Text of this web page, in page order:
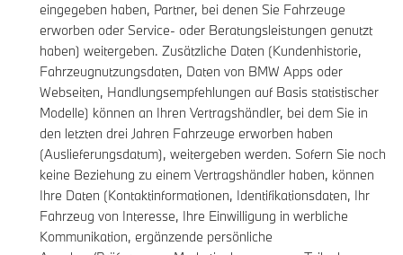
eingegeben haben, Partner, bei denen Sie Fahrzeuge
erworben oder Service- oder Beratungsleistungen genutzt
haben) weitergeben. Zusätzliche Daten (Kundenhistorie,
Fahrzeugnutzungsdaten, Daten von BMW Apps oder
Webseiten, Handlungsempfehlungen auf Basis statistischer
Modelle) können an Ihren Vertragshändler, bei dem Sie in
den letzten drei Jahren Fahrzeuge erworben haben
(Auslieferungsdatum), weitergeben werden. Sofern Sie noch
keine Beziehung zu einem Vertragshändler haben, können
Ihre Daten (Kontaktinformationen, Identifikationsdaten, Ihr
Fahrzeug von Interesse, Ihre Einwilligung in werbliche
Kommunikation, ergänzende persönliche